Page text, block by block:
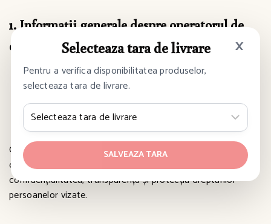
1. Informații generale despre operatorul de
date
Denumire firmă:Bunatati de la Gina Bradea SRL
Adresă sediu:Str. Isaccei, nr. 115, Tulcea, România
Email contact:contact@bunatatidelaginabradea.ro
Telefon contact:0722 152 152
Operatorul de date colectează și prelucrează datele
dumneavoastră cu respectarea principiilor legale privind
confidențialitatea, transparența și protecția drepturilor
persoanelor vizate.
×
Selecteaza tara de livrare
Pentru a verifica disponibilitatea produselor,
selecteaza tara de livrare.
SALVEAZA TARA